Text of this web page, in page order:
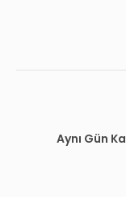
Aynı Gün